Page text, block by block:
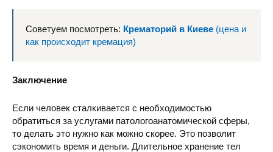
Советуем посмотреть: Крематорий в Киеве (цена и
как происходит кремация)
Заключение
Если человек сталкивается с необходимостью
обратиться за услугами патологоанатомической сферы,
то делать это нужно как можно скорее. Это позволит
сэкономить время и деньги. Длительное хранение тел